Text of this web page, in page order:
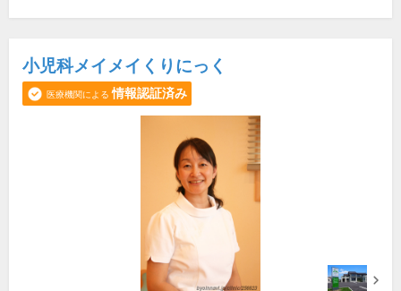
小児科メイメイくりにっく
医療機関による 情報認証済み